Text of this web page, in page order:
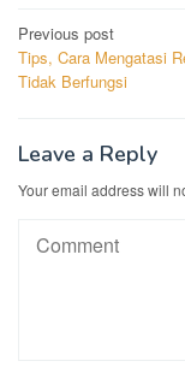
Post
navigation
Previous post
Tips, Cara Mengatasi
Tidak Berfungsi
Leave a Reply
Your email address will